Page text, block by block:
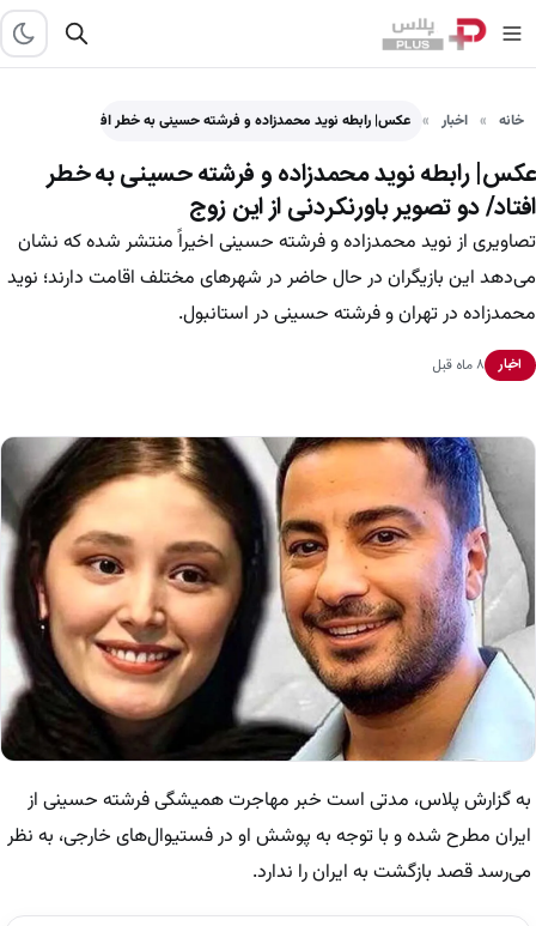
خانه اخبار عکس| رابطه نوید محمدزاده و فرشته حسینی به خطر افتاد/…
عکس| رابطه نوید محمدزاده و فرشته حسینی به خطر
افتاد/ دو تصویر باورنکردنی از این زوج
تصاویری از نوید محمدزاده و فرشته حسینی اخیراً منتشر شده که نشان
می‌دهد این بازیگران در حال حاضر در شهرهای مختلف اقامت دارند؛ نوید
محمدزاده در تهران و فرشته حسینی در استانبول.
اخبار ۸ ماه قبل
به گزارش پلاس، مدتی است خبر مهاجرت همیشگی فرشته حسینی از
ایران مطرح شده و با توجه به پوشش او در فستیوال‌های خارجی، به نظر
می‌رسد قصد بازگشت به ایران را ندارد.